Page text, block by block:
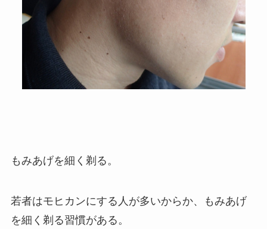
もみあげを細く剃る。
若者はモヒカンにする人が多いからか、もみあげ
を細く剃る習慣がある。